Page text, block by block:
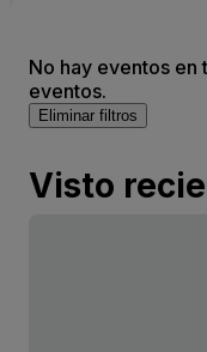
No hay eventos en
eventos.
Eliminar filtros
Visto